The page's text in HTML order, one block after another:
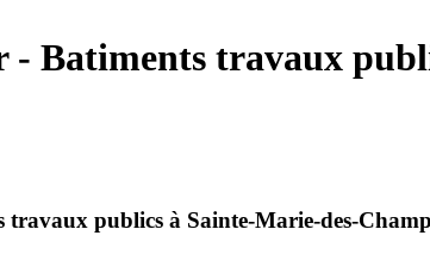
- Batiments travaux
travaux publics à Sainte-Marie-des-